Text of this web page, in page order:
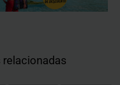
relacionadas